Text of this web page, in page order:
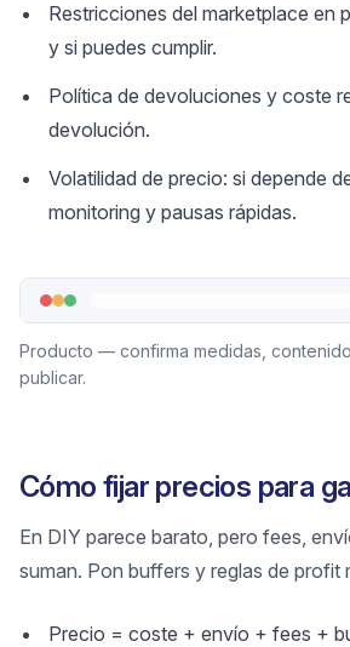
Restricciones del marketplace en
y si puedes cumplir.
Política de devoluciones y coste
devolución.
Volatilidad de precio: si depende
monitoring y pausas rápidas.
Producto — confirma medidas,
publicar.
Cómo fijar precios para
En DIY parece barato, pero fees,
suman. Pon buffers y reglas de profit
Precio = coste + envío + fees +